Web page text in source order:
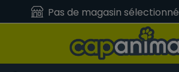
Pas de magasin sélectionné